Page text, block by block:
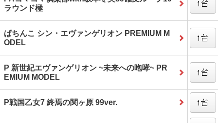
ラウンド極
ぱちんこ シン・エヴァンゲリオン PREMIUM M
ODEL
P 新世紀エヴァンゲリオン ~未来への咆哮~ PR
EMIUM MODEL
P戦国乙女7 終焉の関ヶ原 99ver.